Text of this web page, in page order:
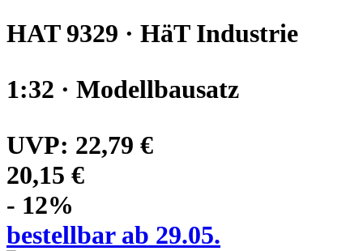
HAT 9329 · HäT Industrie
1:32 · Modellbausatz
UVP: 22,79 €
20,15 €
- 12%
bestellbar ab 29.05.